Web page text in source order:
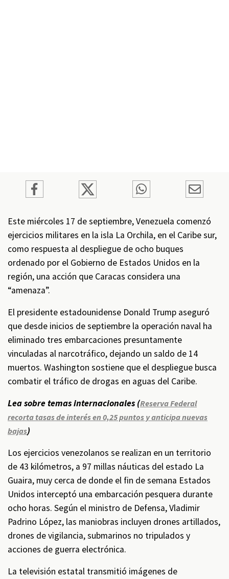
Este miércoles 17 de septiembre, Venezuela comenzó
ejercicios militares en la isla La Orchila, en el Caribe sur,
como respuesta al despliegue de ocho buques
ordenado por el Gobierno de Estados Unidos en la
región, una acción que Caracas considera una
“amenaza”.
El presidente estadounidense Donald Trump aseguró
que desde inicios de septiembre la operación naval ha
eliminado tres embarcaciones presuntamente
vinculadas al narcotráfico, dejando un saldo de 14
muertos. Washington sostiene que el despliegue busca
combatir el tráfico de drogas en aguas del Caribe.
Lea sobre temas internacionales (Reserva Federal
recorta tasas de interés en 0,25 puntos y anticipa nuevas
bajas)
Los ejercicios venezolanos se realizan en un territorio
de 43 kilómetros, a 97 millas náuticas del estado La
Guaira, muy cerca de donde el fin de semana Estados
Unidos interceptó una embarcación pesquera durante
ocho horas. Según el ministro de Defensa, Vladimir
Padrino López, las maniobras incluyen drones artillados,
drones de vigilancia, submarinos no tripulados y
acciones de guerra electrónica.
La televisión estatal transmitió imágenes de